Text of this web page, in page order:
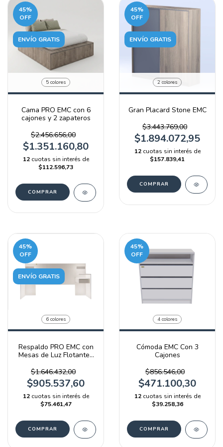
45%
OFF
ENVÍO GRATIS
5 colores
Cama PRO EMC con 6
cajones y 2 zapateros
$2.456.656,00
$1.351.160,80
12 cuotas sin interés de
$112.596,73
COMPRAR
45%
OFF
ENVÍO GRATIS
2 colores
Gran Placard Stone EMC
$3.443.769,00
$1.894.072,95
12 cuotas sin interés de
$157.839,41
COMPRAR
45%
OFF
ENVÍO GRATIS
6 colores
Respaldo PRO EMC con
Mesas de Luz Flotantes
$1.646.432,00
$905.537,60
12 cuotas sin interés de
$75.461,47
COMPRAR
45%
OFF
4 colores
Cómoda EMC Con 3
Cajones
$856.546,00
$471.100,30
12 cuotas sin interés de
$39.258,36
COMPRAR